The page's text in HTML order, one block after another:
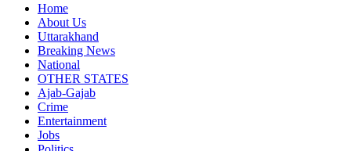
Home
About Us
Uttarakhand
Breaking News
National
OTHER STATES
Ajab-Gajab
Crime
Entertainment
Jobs